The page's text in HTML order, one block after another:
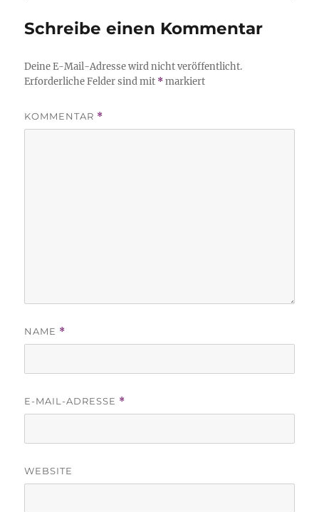
Schreibe einen Kommentar
Deine E-Mail-Adresse wird nicht veröffentlicht.
Erforderliche Felder sind mit *markiert
KOMMENTAR *
NAME *
E-MAIL-ADRESSE *
WEBSITE